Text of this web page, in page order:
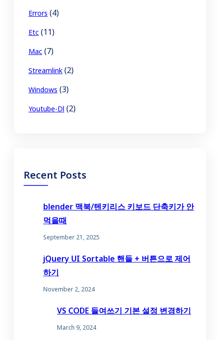
Errors (4)
Etc (11)
Mac (7)
Streamlink (2)
Windows (3)
Youtube-Dl (2)
Recent Posts
blender 맥북/텐키리스 키보드 단축키가 안
먹을때
September 21, 2025
jQuery UI Sortable 핸들 + 버튼으로 제어
하기
November 2, 2024
VS CODE 들여쓰기 기본 설정 변경하기
March 9, 2024